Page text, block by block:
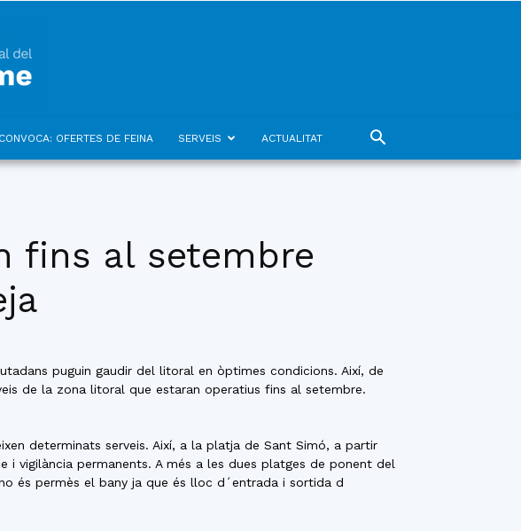
CONVOCA: OFERTES DE FEINA SERVEIS ACTUALITAT
fins al setembre
puguin gaudir del litoral en òptimes condicions. Així, de
de la zona litoral que estaran operatius fins al setembre.
determinats serveis. Així, a la platja de Sant Simó, a partir
vigilància permanents. A més a les dues platges de ponent del
és permès el bany ja que és lloc d´entrada i sortida d